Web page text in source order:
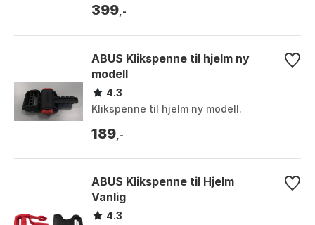
399 ,-
ABUS Klikspenne til hjelm ny
modell
4.3
Klikspenne til hjelm ny modell.
189 ,-
ABUS Klikspenne til Hjelm
Vanlig
4.3